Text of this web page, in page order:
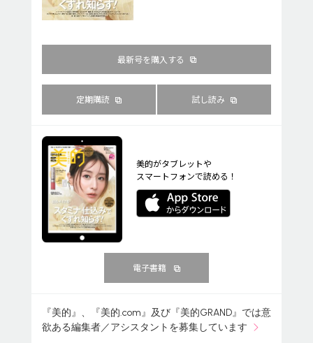
最新号を購入する
定期購読 試し読み
美的がタブレットや
スマートフォンで読める！
電子書籍
『美的』、『美的.com』及び『美的GRAND』では意
欲ある編集者／アシスタントを募集しています